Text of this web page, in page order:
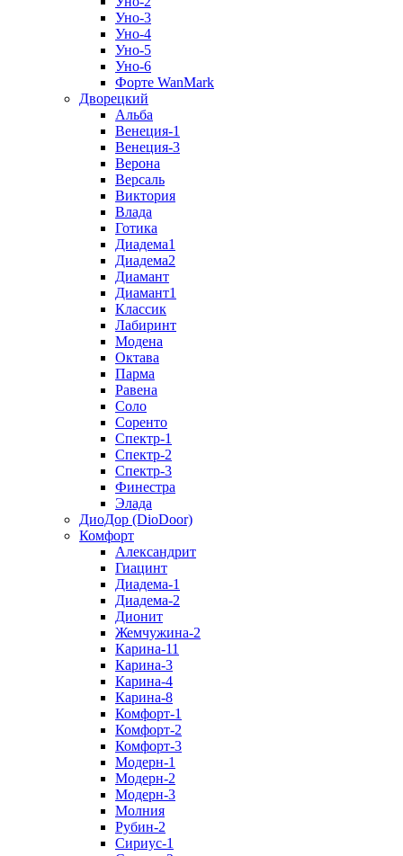
Уно-3
Уно-4
Уно-5
Уно-6
Форте WanMark
Дворецкий
Альба
Венеция-1
Венеция-3
Верона
Версаль
Виктория
Влада
Готика
Диадема1
Диадема2
Диамант
Диамант1
Классик
Лабиринт
Модена
Октава
Парма
Равена
Соло
Соренто
Спектр-1
Спектр-2
Спектр-3
Финестра
Элада
ДиоДор (DioDoor)
Комфорт
Алекcандрит
Гиацинт
Диадема-1
Диадема-2
Дионит
Жемчужина-2
Карина-11
Карина-3
Карина-4
Карина-8
Комфорт-1
Комфорт-2
Комфорт-3
Модерн-1
Модерн-2
Модерн-3
Молния
Рубин-2
Сириус-1